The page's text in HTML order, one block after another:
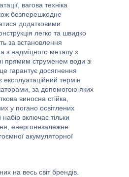
вагова техніка
безперешкодне
додатковими
легко та швидко
за встановлення
з надміцного металу з
прямим струменем води зі
гарантує досягнення
термін
за допомогою яких
виносна стійка,
у погано освітлених
включає тільки
енергонезалежне
акумуляторної
на весь світ брендів.